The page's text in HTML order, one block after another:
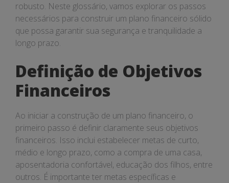
robusto. Neste glossário, vamos explorar os passos
necessários para construir um plano financeiro sólido
que possa garantir sua segurança e tranquilidade a
longo prazo.
Definição de Objetivos
Financeiros
Ao iniciar a construção de um plano financeiro, o
primeiro passo é definir claramente seus objetivos
financeiros. Isso inclui estabelecer metas de curto,
médio e longo prazo, como a compra de uma casa,
aposentadoria confortável, educação dos filhos, entre
outros. É importante ter metas específicas e